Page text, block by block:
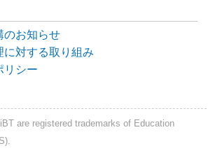
のお知らせ
に対する取り組み
リシー
are registered trademarks of Education